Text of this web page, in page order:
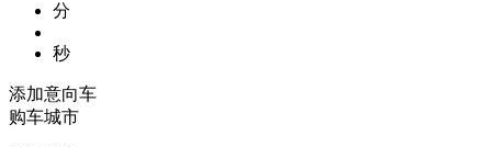
分
秒
添加意向车
购车城市